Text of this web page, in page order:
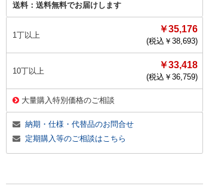
送料： 送料無料でお届けします
1丁以上
￥35,176
(税込￥ 38,693)
10丁以上
￥33,418
(税込￥ 36,759)
大量購入特別価格のご相談
納期・仕様・代替品のお問合せ
定期購入等のご相談はこちら